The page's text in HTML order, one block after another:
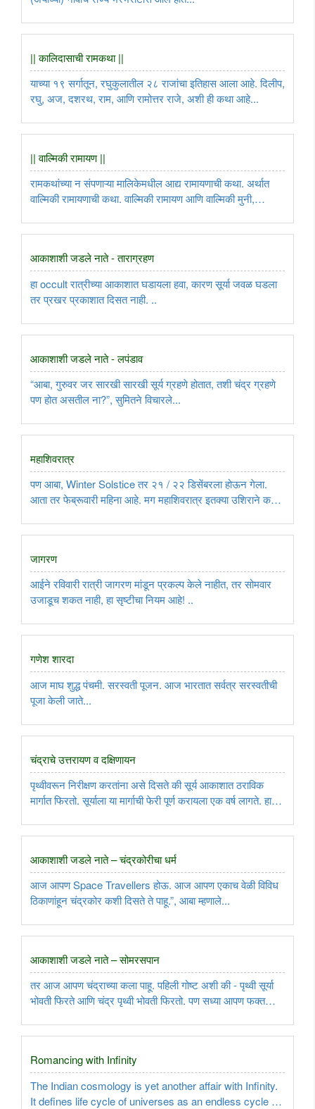
|| कालिदासाची रामकथा ||
याच्या १९ सर्गातून, रघुकुलातील २८ राजांचा इतिहास आला आहे. दिलीप,
रघु, अज, दशरथ, राम, आणि रामोत्तर राजे, अशी ही कथा आहे...
|| वाल्मिकी रामायण ||
रामकथांच्या न संपणाऱ्या मालिकेमधील आद्य रामायणाची कथा. अर्थात
वाल्मिकी रामायणाची कथा. वाल्मिकी रामायण आणि वाल्मिकी मुनी,
आकाशाशी जडले नाते - ताराग्रहण
हा occult रात्रीच्या आकाशात घडायला हवा, कारण सूर्या जवळ घडला
तर प्रखर प्रकाशात दिसत नाही. ..
आकाशाशी जडले नाते - लपंडाव
“आबा, गुरुवर जर सारखी सारखी सूर्य ग्रहणे होतात, तशी चंद्र ग्रहणे
पण होत असतील ना?”, सुमितने विचारले...
महाशिवरात्र
पण आबा, Winter Solstice तर २१ / २२ डिसेंबरला होऊन गेला.
आता तर फेब्रूवारी महिना आहे. मग महाशिवरात्र इतक्या उशिराने कशी
जागरण
आईने रविवारी रात्री जागरण मांडून प्रकल्प केले नाहीत, तर सोमवार
उजाडूच शकत नाही, हा सृष्टीचा नियम आहे! ..
गणेश शारदा
आज माघ शुद्ध पंचमी. सरस्वती पूजन. आज भारतात सर्वत्र सरस्वतीची
पूजा केली जाते...
चंद्राचे उत्तरायण व दक्षिणायन
पृथ्वीवरून निरीक्षण करतांना असे दिसते की सूर्य आकाशात ठराविक
मार्गात फिरतो. सूर्याला या मार्गाची फेरी पूर्ण करायला एक वर्ष लागते. हा
आकाशाशी जडले नाते – चंद्रकोरीचा धर्म
आज आपण Space Travellers होऊ. आज आपण एकाच वेळी विविध
ठिकाणांहून चंद्रकोर कशी दिसते ते पाहू.”, आबा म्हणाले...
आकाशाशी जडले नाते – सोमरसपान
तर आज आपण चंद्राच्या कला पाहू. पहिली गोष्ट अशी की - पृथ्वी सूर्या
भोवती फिरते आणि चंद्र पृथ्वी भोवती फिरतो. पण सध्या आपण फक्त
Romancing with Infinity
The Indian cosmology is yet another affair with Infinity.
It defines life cycle of universes as an endless cycle of